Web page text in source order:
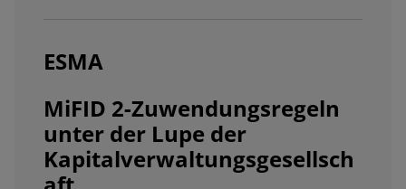
ESMA
MiFID 2-Zuwendungsregeln
unter der Lupe der
Kapitalverwaltungsgesellsch